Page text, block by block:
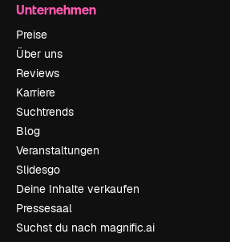
Unternehmen
Preise
Über uns
Reviews
Karriere
Suchtrends
Blog
Veranstaltungen
Slidesgo
Deine Inhalte verkaufen
Pressesaal
Suchst du nach magnific.ai